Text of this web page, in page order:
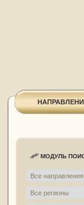
МОДУЛЬ